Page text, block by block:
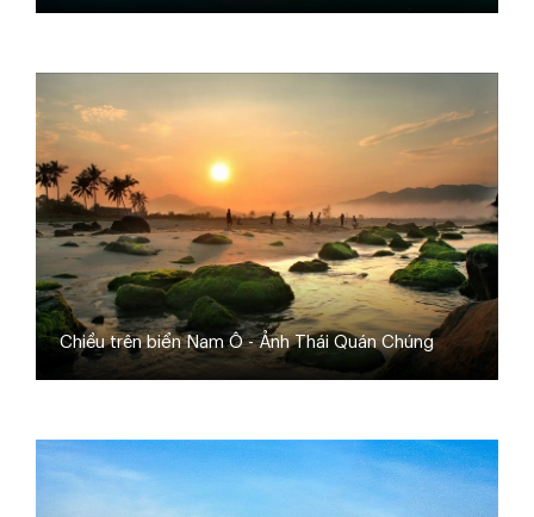
Chiều trên biển Nam Ô - Ảnh Thái Quán Chúng